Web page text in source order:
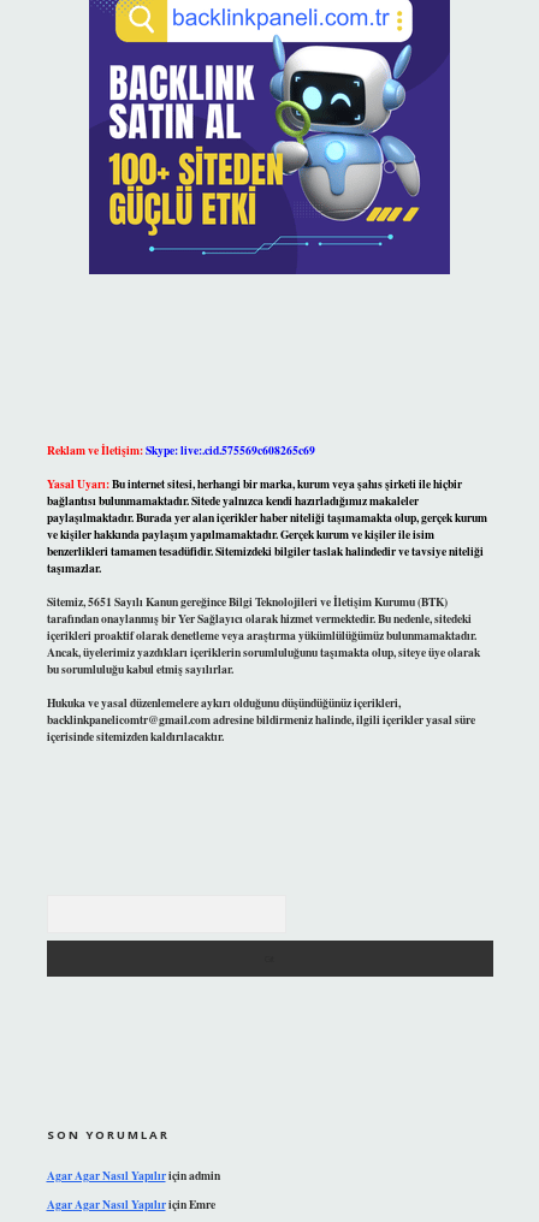
Reklam ve İletişim:Skype: live:.cid.575569c608265c69
Yasal Uyarı:Bu internet sitesi, herhangi bir marka, kurum veya şahıs şirketi ile hiçbir
bağlantısı bulunmamaktadır. Sitede yalnızca kendi hazırladığımız makaleler
paylaşılmaktadır. Burada yer alan içerikler haber niteliği taşımamakta olup, gerçek kurum
ve kişiler hakkında paylaşım yapılmamaktadır. Gerçek kurum ve kişiler ile isim
benzerlikleri tamamen tesadüfidir. Sitemizdeki bilgiler taslak halindedir ve tavsiye niteliği
taşımazlar.
Sitemiz, 5651 Sayılı Kanun gereğince Bilgi Teknolojileri ve İletişim Kurumu (BTK)
tarafından onaylanmış bir Yer Sağlayıcı olarak hizmet vermektedir. Bu nedenle, sitedeki
içerikleri proaktif olarak denetleme veya araştırma yükümlülüğümüz bulunmamaktadır.
Ancak, üyelerimiz yazdıkları içeriklerin sorumluluğunu taşımakta olup, siteye üye olarak
bu sorumluluğu kabul etmiş sayılırlar.
Hukuka ve yasal düzenlemelere aykırı olduğunu düşündüğünüz içerikleri,
backlinkpanelicomtr@gmail.comadresine bildirmeniz halinde, ilgili içerikler yasal süre
içerisinde sitemizden kaldırılacaktır.
SON YORUMLAR
Agar Agar Nasıl Yapılıriçinadmin
Agar Agar Nasıl YapılıriçinEmre